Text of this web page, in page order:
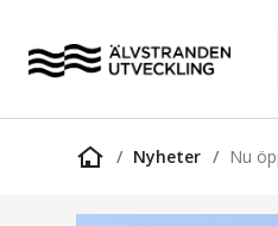
Startsida
Nyheter Nu